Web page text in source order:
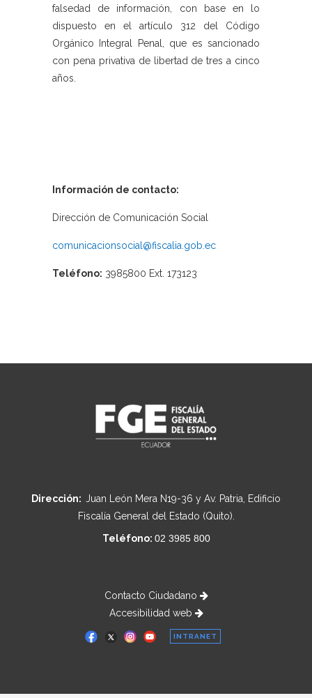
falsedad de información, con base en lo
dispuesto en el artículo 312 del Código
Orgánico Integral Penal, que es sancionado
con pena privativa de libertad de tres a cinco
años.
Información de contacto:
Dirección de Comunicación Social
comunicacionsocial@fiscalia.gob.ec
Teléfono: 3985800 Ext. 173123
Dirección: Juan León Mera N19-36 y Av. Patria, Edificio
Fiscalía General del Estado (Quito).
Teléfono: 02 3985 800
Contacto Ciudadano
Accesibilidad web
INTRANET